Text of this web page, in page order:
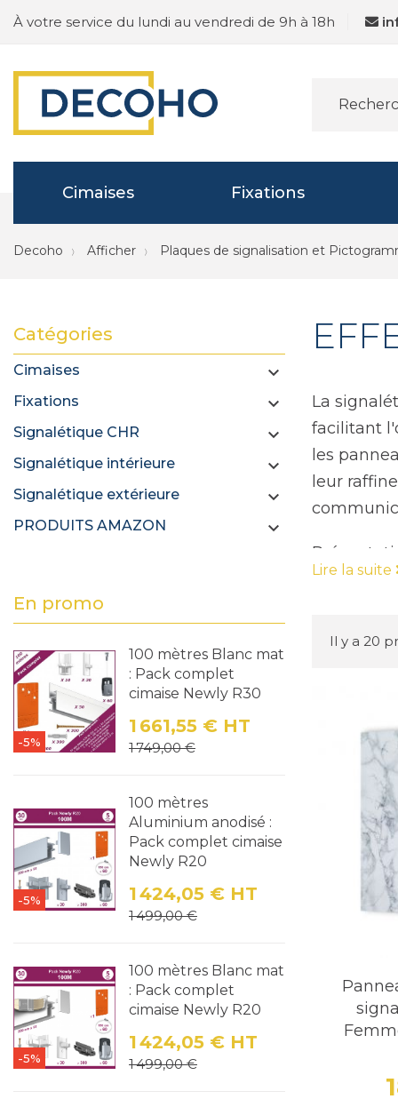
À votre service du lundi au vendredi de 9h à 18h
Cimaises Fixations
Decoho Afficher Plaques de signalisation et
Catégories
Cimaises 
Fixations 
Signalétique CHR 
Signalétique intérieure 
Signalétique extérieure 
PRODUITS AMAZON 
En promo
-5%
100 mètres Blanc mat
: Pack complet
cimaise Newly R30
Prix
1 661,55 € HT
Prix de base
1 749,00 €
-5%
100 mètres
Aluminium anodisé :
Pack complet cimaise
Newly R20
Prix
1 424,05 € HT
Prix de base
1 499,00 €
-5%
100 mètres Blanc mat
: Pack complet
cimaise Newly R20
Prix
1 424,05 € HT
Prix de base
1 499,00 €
La
facilitant
les
leur
Notre
idéaux
Matériaux
besoins
Variété
Toilettes
Toilettes
Lire la suite
Il y a 20